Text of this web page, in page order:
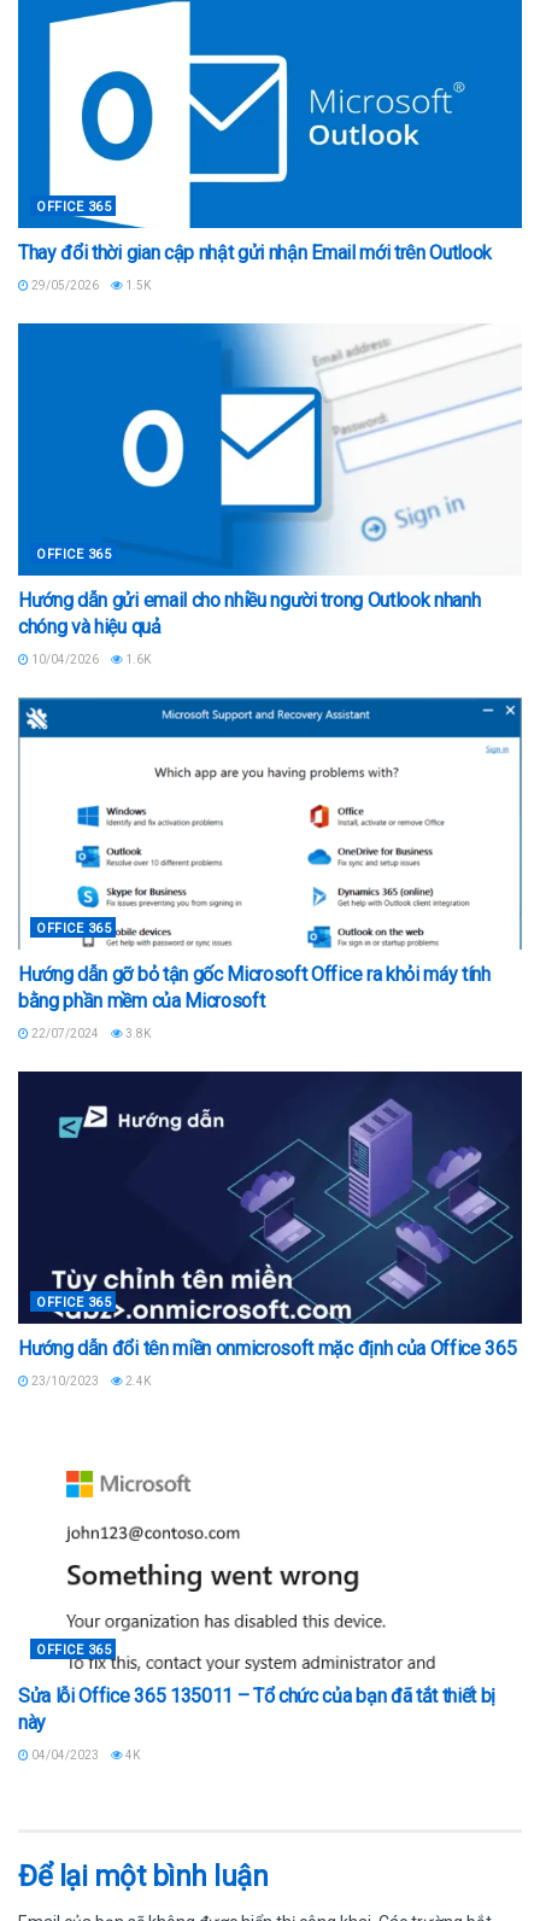
OFFICE 365
Thay đổi thời gian cập nhật gửi nhận Email mới trên Outlook
29/05/2026 1.5K
OFFICE 365
Hướng dẫn gửi email cho nhiều người trong Outlook nhanh
chóng và hiệu quả
10/04/2026 1.6K
OFFICE 365
Hướng dẫn gỡ bỏ tận gốc Microsoft Office ra khỏi máy tính
bằng phần mềm của Microsoft
22/07/2024 3.8K
OFFICE 365
Hướng dẫn đổi tên miền onmicrosoft mặc định của Office 365
23/10/2023 2.4K
OFFICE 365
Sửa lỗi Office 365 135011 – Tổ chức của bạn đã tắt thiết bị
này
04/04/2023 4K
Để lại một bình luận